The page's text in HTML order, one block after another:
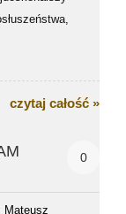
czytaj całość »
0
Mateusz